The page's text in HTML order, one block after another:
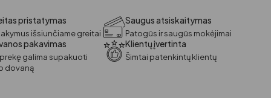
pristatymas
išsiunčiame greitai
pakavimas
prekę galima supakuoti
dovaną
Saugus atsiskaitymas
Patogūs ir saugūs mokėjimai
Klientų įvertinta
Šimtai patenkintų klientų